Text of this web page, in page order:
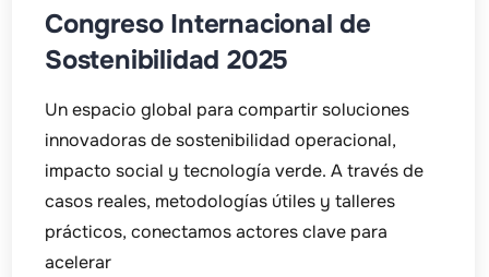
Congreso Internacional de
Sostenibilidad 2025
Un espacio global para compartir soluciones
innovadoras de sostenibilidad operacional,
impacto social y tecnología verde. A través de
casos reales, metodologías útiles y talleres
prácticos, conectamos actores clave para
acelerar